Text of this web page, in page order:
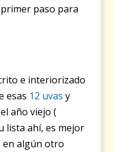
paso para
e interiorizado
esas 12 uvas y
año viejo (
lista ahí, es mejor
en algún otro